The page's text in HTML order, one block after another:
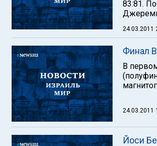
83:81.
Джереми
24.03.2011
Финал
В
24.03.2011
Йоси